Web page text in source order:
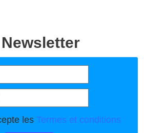
Newsletter
les Termes et conditions